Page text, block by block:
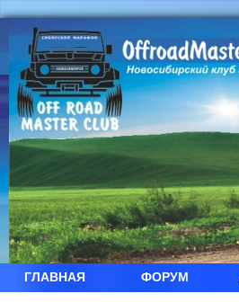
ГЛАВНАЯ ФОРУМ